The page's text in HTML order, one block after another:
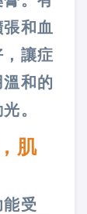
和血
讓症
和的
。
肌
受